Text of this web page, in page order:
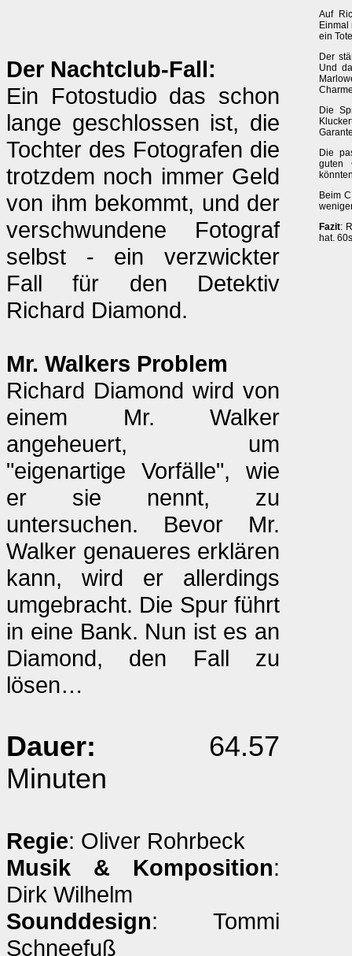
Der Nachtclub-Fall:
Ein Fotostudio das schon
lange geschlossen ist, die
Tochter des Fotografen die
trotzdem noch immer Geld
von ihm bekommt, und der
verschwundene Fotograf
selbst - ein verzwickter
Fall für den Detektiv
Richard Diamond.
Mr. Walkers Problem
Richard Diamond wird von
einem Mr. Walker
angeheuert, um
"eigenartige Vorfälle", wie
er sie nennt, zu
untersuchen. Bevor Mr.
Walker genaueres erklären
kann, wird er allerdings
umgebracht. Die Spur führt
in eine Bank. Nun ist es an
Diamond, den Fall zu
lösen…
Dauer: 64.57
Minuten
Regie: Oliver Rohrbeck
Musik & Komposition:
Dirk Wilhelm
Sounddesign: Tommi
Schneefuß
Auf
ein
Der
Und
Die
Die
guten
Beim
Fazit:
hat.